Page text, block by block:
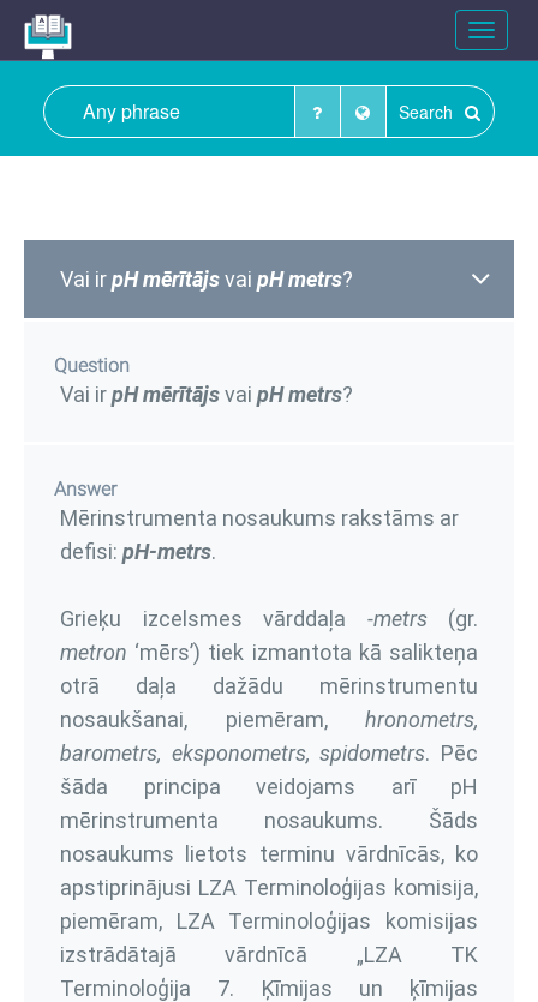
Toggle
Search
Vai irpH mērītājsvai pH metrs?
Question
Vai irpH mērītājsvai pH metrs?
Answer
Mērinstrumenta nosaukums rakstāms ar
defisi: pH-metrs.
Grieķu izcelsmes vārddaļa -metrs(gr.
metron ‘mērs’) tiek izmantota kā salikteņa
otrā daļa dažādu mērinstrumentu
nosaukšanai, piemēram, hronometrs,
barometrs, eksponometrs, spidometrs. Pēc
šāda principa veidojams arī pH
mērinstrumenta nosaukums. Šāds
nosaukums lietots terminu vārdnīcās, ko
apstiprinājusi LZA Terminoloģijas komisija,
piemēram, LZA Terminoloģijas komisijas
izstrādātajā vārdnīcā „LZA TK
Terminoloģija 7. Ķīmijas un ķīmijas